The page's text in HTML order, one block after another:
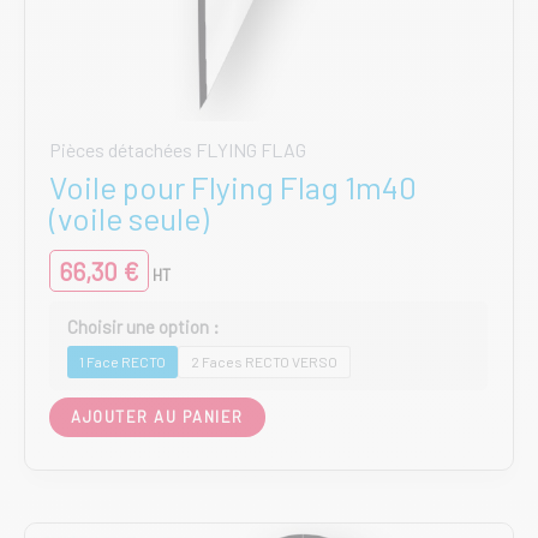
Pièces détachées FLYING FLAG
Voile pour Flying Flag 1m40
(voile seule)
66,30 € HT
1 Face RECTO 2 Faces RECTO VERSO
AJOUTER AU PANIER
produit